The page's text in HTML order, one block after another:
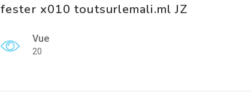
fester x010 toutsurlemali.ml JZ
Vue
20